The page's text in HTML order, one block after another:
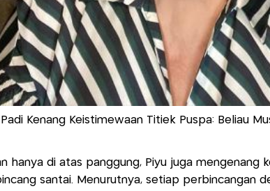
Padi Kenang Keistimewaan Titiek Puspa: Beliau
hanya di atas panggung, Piyu juga mengenang
santai. Menurutnya, setiap perbincangan